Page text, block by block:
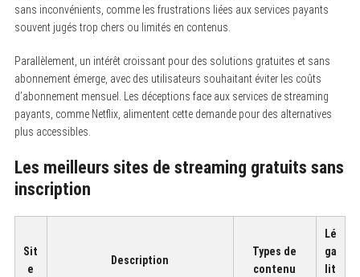
sans inconvénients, comme les frustrations liées aux services payants
souvent jugés trop chers ou limités en contenus.
Parallèlement, un intérêt croissant pour des solutions gratuites et sans
abonnement émerge, avec des utilisateurs souhaitant éviter les coûts
d’abonnement mensuel. Les déceptions face aux services de streaming
payants, comme Netflix, alimentent cette demande pour des alternatives
plus accessibles.
Les meilleurs sites de streaming gratuits sans
inscription
Sit
e
Description
Types de
contenu
Lé
ga
lit